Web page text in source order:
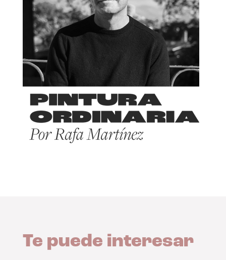
Te puede interesar